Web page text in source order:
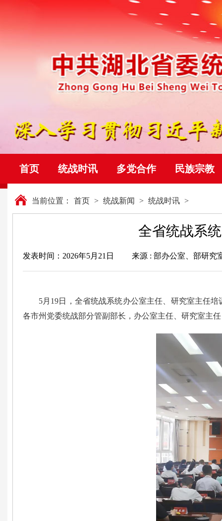
首页 统战时讯 多党合作 民族宗教
当前位置： 首页 > 统战新闻 > 统战时讯 >
全省统战系
发表时间：2026年5月21日 来源 : 部办公室、部研究
5月19日，全省统战系统办公室主任、研究室主任
各市州党委统战部分管副部长，办公室主任、研究室主